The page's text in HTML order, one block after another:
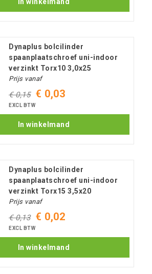
Dynaplus bolcilinder
spaanplaatschroef uni-indoor
verzinkt Torx10 3,0x25
Prijs vanaf
€ 0,15 € 0,03
EXCL BTW
In winkelmand
Dynaplus bolcilinder
spaanplaatschroef uni-indoor
verzinkt Torx15 3,5x20
Prijs vanaf
€ 0,13 € 0,02
EXCL BTW
In winkelmand